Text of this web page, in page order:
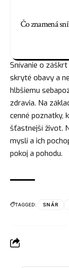
Čo znamená
Snívanie o
skryté obavy a
hlbšiemu
zdravia. Na
cenné poznatky,
šťastnejší život.
mysli a ich
pokoj a pohodu.
TAGGED: SNÁR